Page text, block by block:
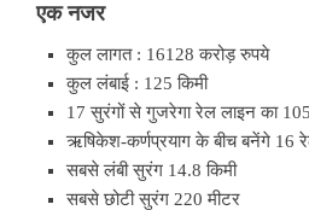
एक नजर
कुल लागत : 16128 करोड़ रुपये
कुल लंबाई : 125 किमी
17 सुरंगों से गुजरेगा रेल लाइन का 105
ऋषिकेश-कर्णप्रयाग के बीच बनेंगे 16
सबसे लंबी सुरंग 14.8 किमी
सबसे छोटी सुरंग 220 मीटर